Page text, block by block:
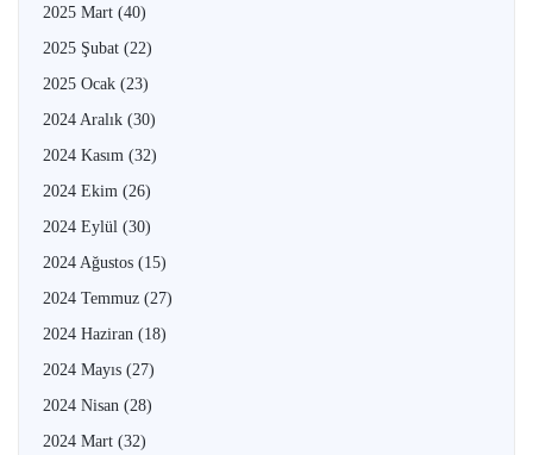
2025 Mart (40)
2025 Şubat (22)
2025 Ocak (23)
2024 Aralık (30)
2024 Kasım (32)
2024 Ekim (26)
2024 Eylül (30)
2024 Ağustos (15)
2024 Temmuz (27)
2024 Haziran (18)
2024 Mayıs (27)
2024 Nisan (28)
2024 Mart (32)